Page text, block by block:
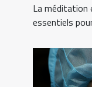
La méditation
essentiels